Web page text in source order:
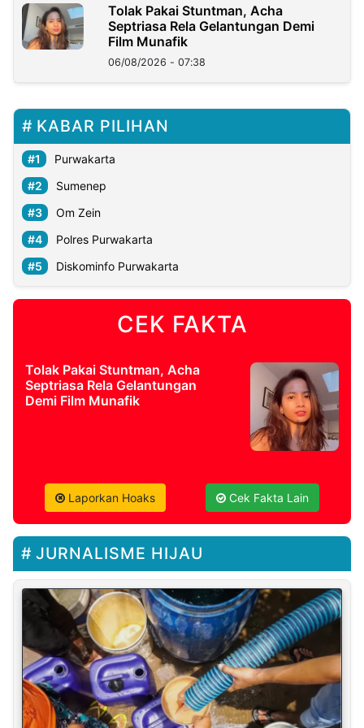
Tolak Pakai Stuntman, Acha
Septriasa Rela Gelantungan Demi
Film Munafik
06/08/2026 - 07:38
KABAR PILIHAN
Purwakarta
Sumenep
Om Zein
Polres Purwakarta
Diskominfo Purwakarta
CEK FAKTA
Tolak Pakai Stuntman, Acha
Septriasa Rela Gelantungan
Demi Film Munafik
Laporkan Hoaks Cek Fakta Lain
JURNALISME HIJAU